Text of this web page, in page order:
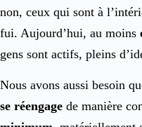
non, ceux qui sont à
fui. Aujourd’hui, au moins
gens sont actifs, pleins
Nous avons aussi besoin
se réengage de manière